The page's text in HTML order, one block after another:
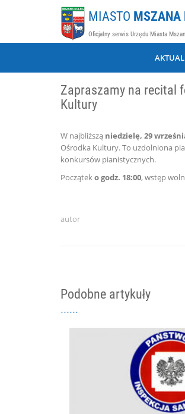
MIASTO MSZANA
Oficjalny serwis Urzędu Miasta
Zapraszamy na recital
Kultury
W najbliższą niedzielę, 29
Ośrodka Kultury. To uzdolniona
konkursów pianistycznych.
Począteko godz. 18:00, wstęp
autor
Podobne artykuły